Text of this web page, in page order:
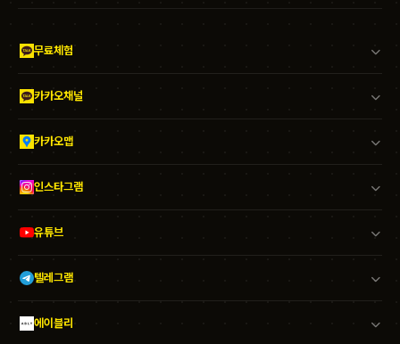
무료체험
카카오채널
카카오맵
인스타그램
유튜브
텔레그램
에이블리